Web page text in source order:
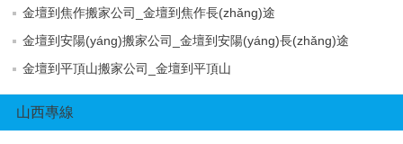
金壇到焦作搬家公司_金壇到焦作長(zhǎng)途
金壇到安陽(yáng)搬家公司_金壇到安陽(yáng)長(zhǎng)途
金壇到平頂山搬家公司_金壇到平頂山
山西專線